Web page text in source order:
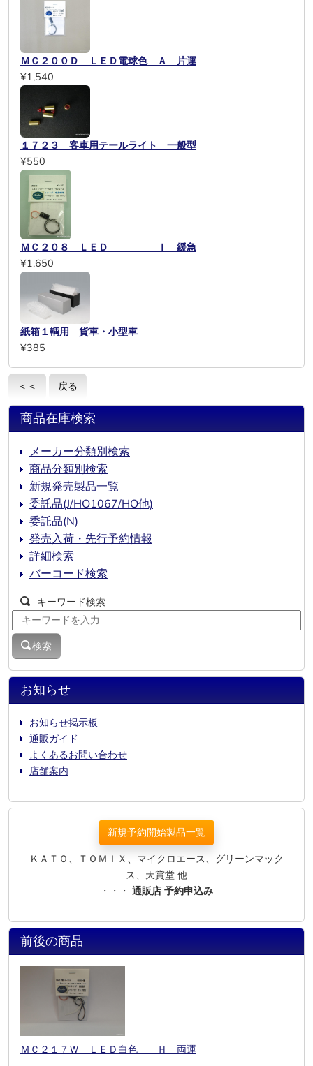
ＭＣ２００Ｄ ＬＥＤ電球色 Ａ 片運
¥1,540
１７２３ 客車用テールライト 一般型
¥550
ＭＣ２０８ ＬＥＤ Ｉ 緩急
¥1,650
紙箱１輌用 貨車・小型車
¥385
＜＜ 戻る
お知らせ
お知らせ掲示板
通販ガイド
よくあるお問い合わせ
店舗案内
商品在庫検索
メーカー分類別検索
商品分類別検索
新規発売製品一覧
委託品(J/HO1067/HO他)
委託品(N)
発売入荷・先行予約情報
詳細検索
バーコード検索
キーワード検索
検索
新規予約開始製品一覧
ＫＡＴＯ、ＴＯＭＩＸ、マイクロエース、グリーンマック
ス、天賞堂 他
・・・ 通販店 予約申込み
前後の商品
ＭＣ２１７Ｗ ＬＥＤ白色 Ｈ 両運